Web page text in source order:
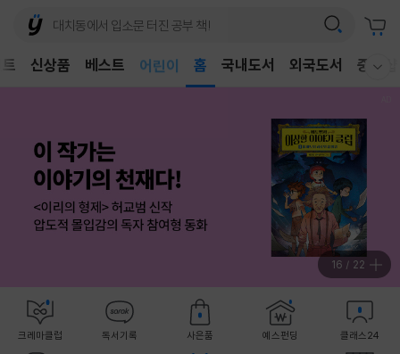
신상품 베스트
어린이
홈 국내도서 외국도서 중고샵
16 / 22
크레마클럽 독서기록 사은품 예스펀딩 클래스24